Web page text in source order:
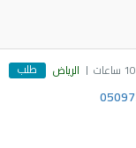
الرياض طلب